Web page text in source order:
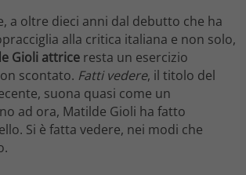
a oltre dieci anni dal debutto che ha
alla critica italiana e non solo,
Gioli attrice resta un esercizio
scontato. Fatti vedere, il titolo del
suona quasi come un
ad ora, Matilde Gioli ha fatto
Si è fatta vedere, nei modi che